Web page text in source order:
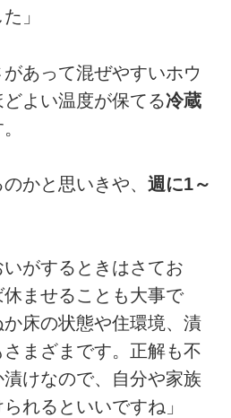
」
あって混ぜやすいホウ
よい温度が保てる冷蔵
かと思いきや、 週に1～
いがするときはさてお
ませることも大事で
床の状態や住環境、漬
まざまです。正解も不
けなので、自分や家族
れるといいですね」